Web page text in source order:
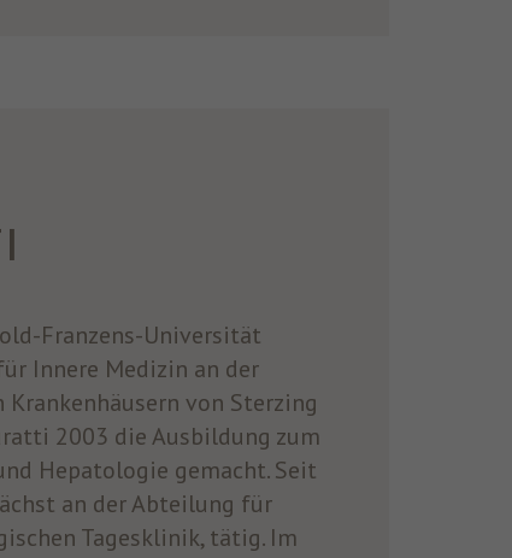
Franzens-Universität
Innere Medizin an der
von Sterzing
2003 die Ausbildung zum
Hepatologie gemacht. Seit
an der Abteilung für
Tagesklinik, tätig. Im